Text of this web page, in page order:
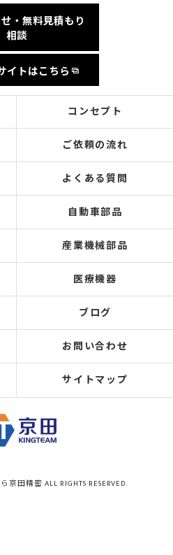
・無料見積もり
相談
イトはこちら
コンセプト
ご依頼の流れ
よくある質問
自動車部品
産業機械部品
医療機器
ブログ
お問い合わせ
サイトマップ
田精密 ALL RIGHTS RESERVED.